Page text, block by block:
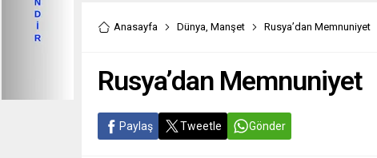
Anasayfa Dünya, Manşet Rusya’dan Memnuniyet
Rusya’dan Memnuniyet
Paylaş Tweetle Gönder